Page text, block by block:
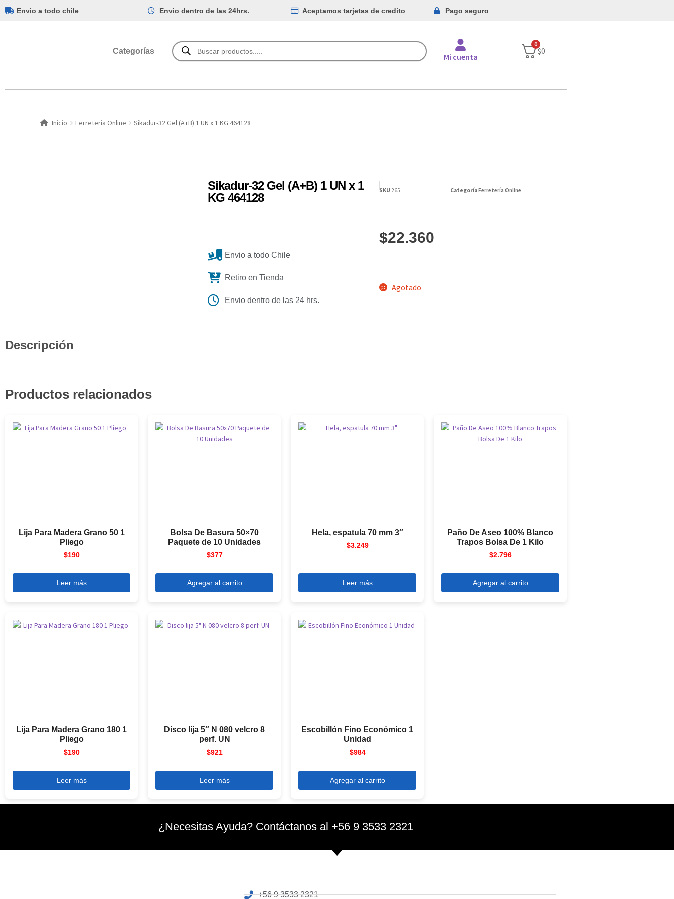
Envio a todo chile Envio dentro de las 24hrs. Aceptamos tarjetas de credito Pago seguro
Categorías
Mi cuenta
0
$0
Inicio Ferretería Online Sikadur-32 Gel (A+B) 1 UN x 1 KG 464128
Sikadur-32 Gel (A+B) 1 UN x 1
KG 464128
Envio a todo Chile
Retiro en Tienda
Envio dentro de las 24 hrs.
SKU 265 CategoríaFerretería Online
$22.360
Agotado
Descripción
Productos relacionados
Lija Para Madera Grano 50 1
Pliego
$190
Leer más
Bolsa De Basura 50×70
Paquete de 10 Unidades
$377
Agregar al carrito
Hela, espatula 70 mm 3″
$3.249
Leer más
Paño De Aseo 100% Blanco
Trapos Bolsa De 1 Kilo
$2.796
Agregar al carrito
Lija Para Madera Grano 180 1
Pliego
$190
Leer más
Disco lija 5″ N 080 velcro 8
perf. UN
$921
Leer más
Escobillón Fino Económico 1
Unidad
$984
Agregar al carrito
¿Necesitas Ayuda? Contáctanos al +56 9 3533 2321
+56 9 3533 2321